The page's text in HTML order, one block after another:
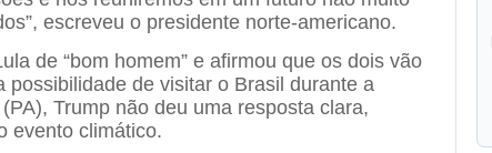
escreveu o presidente norte-americano.
de “bom homem” e afirmou que os dois vão
possibilidade de visitar o Brasil durante a
Trump não deu uma resposta clara,
evento climático.